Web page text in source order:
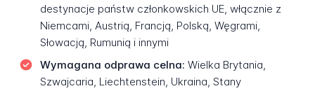
destynacje państw członkowskich UE, włącznie z
Niemcami, Austrią, Francją, Polską, Węgrami,
Słowacją, Rumunią i innymi
Wymagana odprawa celna: Wielka Brytania,
Szwajcaria, Liechtenstein, Ukraina, Stany